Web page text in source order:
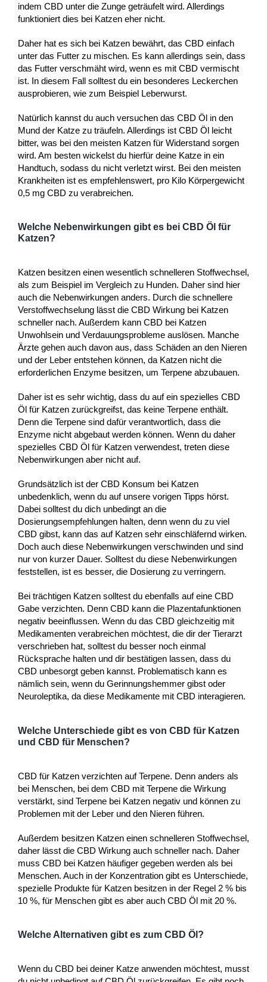
indem CBD unter die Zunge geträufelt wird. Allerdings
funktioniert dies bei Katzen eher nicht.
Daher hat es sich bei Katzen bewährt, das CBD einfach
unter das Futter zu mischen. Es kann allerdings sein, dass
das Futter verschmäht wird, wenn es mit CBD vermischt
ist. In diesem Fall solltest du ein besonderes Leckerchen
ausprobieren, wie zum Beispiel Leberwurst.
Natürlich kannst du auch versuchen das CBD Öl in den
Mund der Katze zu träufeln. Allerdings ist CBD Öl leicht
bitter, was bei den meisten Katzen für Widerstand sorgen
wird. Am besten wickelst du hierfür deine Katze in ein
Handtuch, sodass du nicht verletzt wirst. Bei den meisten
Krankheiten ist es empfehlenswert, pro Kilo Körpergewicht
0,5 mg CBD zu verabreichen.
Welche Nebenwirkungen gibt es bei CBD Öl für
Katzen?
Katzen besitzen einen wesentlich schnelleren Stoffwechsel,
als zum Beispiel im Vergleich zu Hunden. Daher sind hier
auch die Nebenwirkungen anders. Durch die schnellere
Verstoffwechselung lässt die CBD Wirkung bei Katzen
schneller nach. Außerdem kann CBD bei Katzen
Unwohlsein und Verdauungsprobleme auslösen. Manche
Ärzte gehen auch davon aus, dass Schäden an den Nieren
und der Leber entstehen können, da Katzen nicht die
erforderlichen Enzyme besitzen, um Terpene abzubauen.
Daher ist es sehr wichtig, dass du auf ein spezielles CBD
Öl für Katzen zurückgreifst, das keine Terpene enthält.
Denn die Terpene sind dafür verantwortlich, dass die
Enzyme nicht abgebaut werden können. Wenn du daher
spezielles CBD Öl für Katzen verwendest, treten diese
Nebenwirkungen aber nicht auf.
Grundsätzlich ist der CBD Konsum bei Katzen
unbedenklich, wenn du auf unsere vorigen Tipps hörst.
Dabei solltest du dich unbedingt an die
Dosierungsempfehlungen halten, denn wenn du zu viel
CBD gibst, kann das auf Katzen sehr einschläfernd wirken.
Doch auch diese Nebenwirkungen verschwinden und sind
nur von kurzer Dauer. Solltest du diese Nebenwirkungen
feststellen, ist es besser, die Dosierung zu verringern.
Bei trächtigen Katzen solltest du ebenfalls auf eine CBD
Gabe verzichten. Denn CBD kann die Plazentafunktionen
negativ beeinflussen. Wenn du das CBD gleichzeitig mit
Medikamenten verabreichen möchtest, die dir der Tierarzt
verschrieben hat, solltest du besser noch einmal
Rücksprache halten und dir bestätigen lassen, dass du
CBD unbesorgt geben kannst. Problematisch kann es
nämlich sein, wenn du Gerinnungshemmer gibst oder
Neuroleptika, da diese Medikamente mit CBD interagieren.
Welche Unterschiede gibt es von CBD für Katzen
und CBD für Menschen?
CBD für Katzen verzichten auf Terpene. Denn anders als
bei Menschen, bei dem CBD mit Terpene die Wirkung
verstärkt, sind Terpene bei Katzen negativ und können zu
Problemen mit der Leber und den Nieren führen.
Außerdem besitzen Katzen einen schnelleren Stoffwechsel,
daher lässt die CBD Wirkung auch schneller nach. Daher
muss CBD bei Katzen häufiger gegeben werden als bei
Menschen. Auch in der Konzentration gibt es Unterschiede,
spezielle Produkte für Katzen besitzen in der Regel 2 % bis
10 %, für Menschen gibt es aber auch CBD Öl mit 20 %.
Welche Alternativen gibt es zum CBD Öl?
Wenn du CBD bei deiner Katze anwenden möchtest, musst